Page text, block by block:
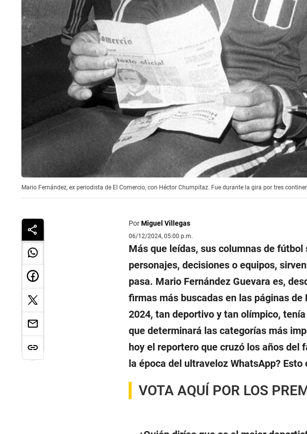
Mario Fernández, ex periodista de El Comercio, con Héctor Chumpitaz. Fue durante la gira por tres
PorMiguel Villegas
06/12/2024, 05:00 p.m.
Más que leídas, sus columnas de
personajes, decisiones o equipos,
pasa. Mario Fernández Guevara es,
firmas más buscadas en las páginas
2024, tan deportivo y tan olímpico,
que determinará las categorías más
hoy el reportero que cruzó los años del
la época del ultraveloz WhatsApp? Esto
VOTA AQUÍ POR LOS